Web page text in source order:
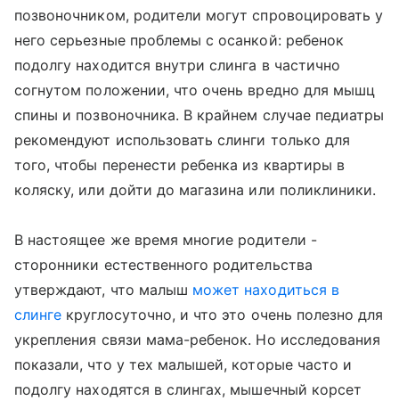
позвоночником, родители могут спровоцировать у
него серьезные проблемы с осанкой: ребенок
подолгу находится внутри слинга в частично
согнутом положении, что очень вредно для мышц
спины и позвоночника. В крайнем случае педиатры
рекомендуют использовать слинги только для
того, чтобы перенести ребенка из квартиры в
коляску, или дойти до магазина или поликлиники.
В настоящее же время многие родители -
сторонники естественного родительства
утверждают, что малыш может находиться в
слинге круглосуточно, и что это очень полезно для
укрепления связи мама-ребенок. Но исследования
показали, что у тех малышей, которые часто и
подолгу находятся в слингах, мышечный корсет